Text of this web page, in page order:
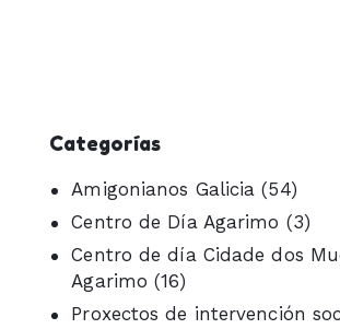
Categorías
Amigonianos Galicia (54)
Centro de Día Agarimo (3)
Centro de día Cidade dos
Agarimo (16)
Proxectos de intervención